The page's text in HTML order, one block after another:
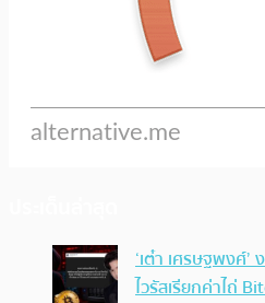
‘เต๋า เศรษฐพงศ์’
ไวรัสเรียกค่าไถ่